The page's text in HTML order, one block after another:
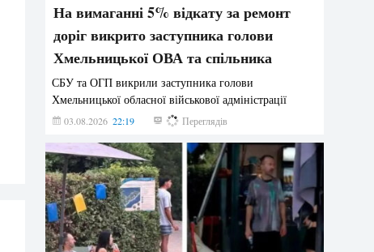
На вимаганні 5% відкату за ремонт
доріг викрито заступника голови
Хмельницької ОВА та спільника
СБУ та ОГП викрили заступника голови
Хмельницької обласної військової адміністрації
03.08.2026 22:19 852 Переглядів